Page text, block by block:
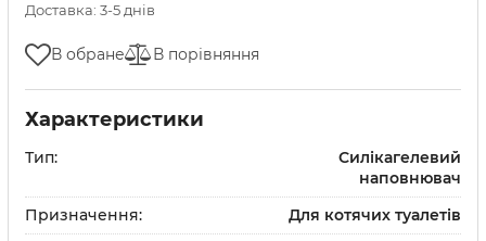
Доставка: 3-5 днів
В обране В порівняння
Характеристики
Тип:
Силікагелевий
наповнювач
Призначення:
Для котячих туалетів